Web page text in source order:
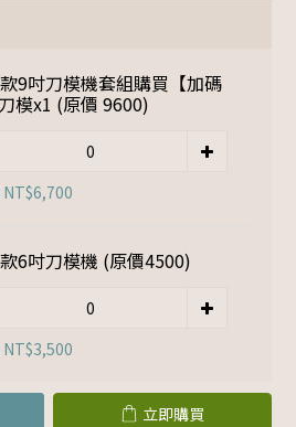
9吋刀模機套組購買【加碼
模x1 (原價 9600)
6吋刀模機 (原價4500)
立即購買